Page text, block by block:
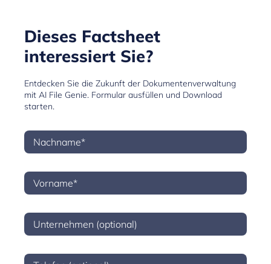
Dieses Factsheet
interessiert Sie?
Entdecken Sie die Zukunft der Dokumentenverwaltung
mit AI File Genie. Formular ausfüllen und Download
starten.